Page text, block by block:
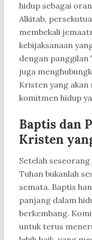
hidup sebagai
Alkitab,
membekali
kebijaksanaan
dengan panggilan
juga
Kristen yang akan
komitmen hidup
Baptis dan
Kristen
Setelah
Tuhan bukanlah
semata. Baptis
panjang dalam
berkembang.
untuk terus